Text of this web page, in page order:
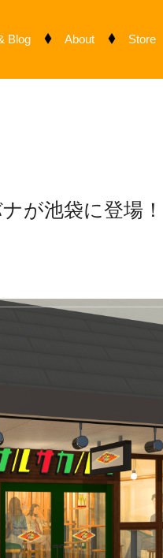
Blog About Store
が池袋に登場！